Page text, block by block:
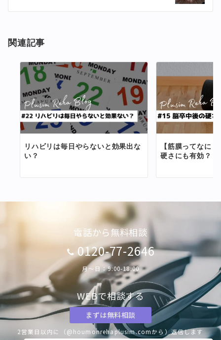
シ
ン
関連記事
リハビリは毎日やらないと効果出な
い？
【筋膜ってなに
硬さにも有効？
電話から無料相談
0120-77-2646
月〜日：9:00-18:00
WEBで相談する
まずは無料相談
2営業日以内に（@houmonrehaplusim.comから）返信します